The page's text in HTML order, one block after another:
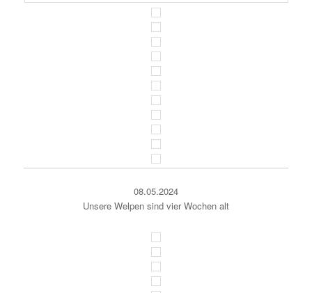
08.05.2024
Unsere Welpen sind vier Wochen alt